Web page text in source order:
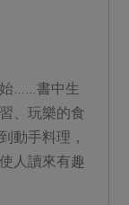
……書中生
、玩樂的食
動手料理，
人讀來有趣